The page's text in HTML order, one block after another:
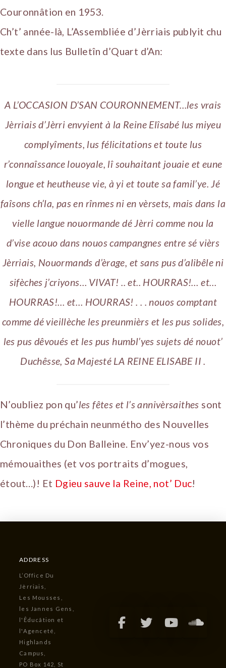
Couronnâtion en 1953.
Ch’t’ année-là, L’Assembliée d’Jèrriais publyit chu
texte dans lus Bulletîn d’Quart d’An:
A L’OCCASION D’SAN COURONNEMENT…les vrais
Jèrriais d’Jèrri envyient à la Reine Elîsabé lus miyeu
complyîments, lus félicitations et toute lus
r’connaîssance louoyale, lî souhaitant jouaie et eune
longue et heutheuse vie, à yi et toute sa famil’ye. Jé
faîsons ch’la, pas en rînmes ni en vèrsets, mais dans la
vielle langue nouormande dé Jèrri comme nou la
d’vise acouo dans nouos campangnes entre sé vièrs
Jèrriais, Nouormands d’èrage, et sans pus d’alibêle ni
sifèches j’criyons… VIVAT! .. et.. HOURRAS!… et…
HOURRAS!… et… HOURRAS! . . . nouos comptant
comme dé vieillèche les preunmièrs et les pus solides,
les pus dêvoués et les pus humbl’yes sujets dé nouot’
Duchêsse, Sa Majesté LA REINE ELISABE II .
N’oubliez pon qu’les fêtes et l’s annivèrsaithes sont
l’thème du préchain neunmétho des Nouvelles
Chroniques du Don Balleine. Env’yez-nous vos
mémouaithes (et vos portraits d’mogues,
étout…)! Et Dgieu sauve la Reine, not’ Duc!
ADDRESS
L’Office Du
Jèrriais,
Les Mousses,
les Jannes Gens,
l'Êducâtion et
l'Agenceté,
Highlands
Campus,
PO Box 142, St